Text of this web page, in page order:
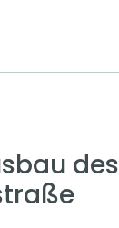
des